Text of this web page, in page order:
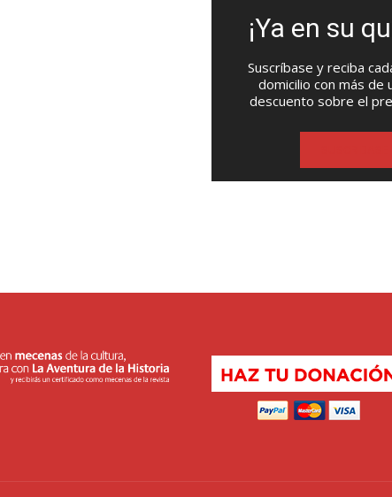
¡Ya en su
Suscríbase y reciba
domicilio con más de
descuento sobre el